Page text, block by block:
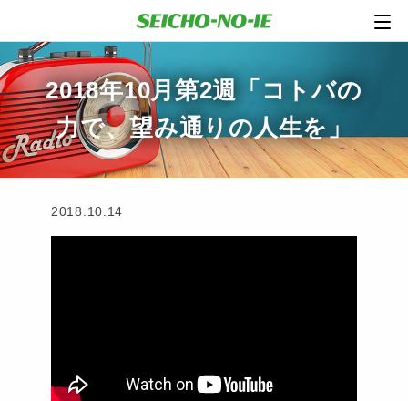
2018年10月第2週「コトバの
力で、望み通りの人生を」
2018.10.14